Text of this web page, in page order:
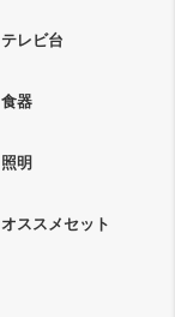
テレビ台
食器
照明
オススメセット